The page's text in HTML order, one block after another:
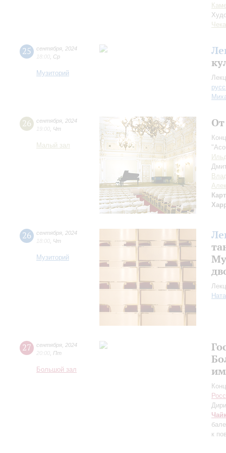
25 сентября 2024
18:00 Ср
Музиторий
26 сентября 2024
19:00 Чт
Малый зал
26 сентября 2024
18:00 Чт
Музиторий
27 сентября 2024
20:00 Пт
Большой зал
к